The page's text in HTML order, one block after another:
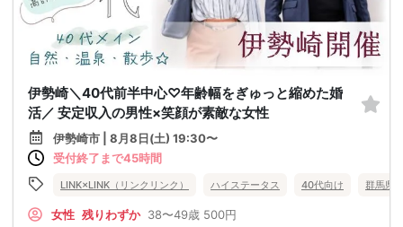
伊勢崎＼40代前半中心♡年齢幅をぎゅっと縮めた婚
活／ 安定収入の男性×笑顔が素敵な女性
伊勢崎市 | 8月8日(土) 19:30〜
受付終了まで45時間
LINK×LINK（リンクリンク） ハイステータス 40代向け 群馬県
女性 残りわずか 38〜49歳 500円